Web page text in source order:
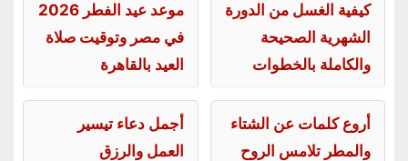
كيفية الغسل من الدورة
الشهرية الصحيحة
والكاملة بالخطوات
موعد عيد الفطر 2026
في مصر وتوقيت صلاة
العيد بالقاهرة
أروع كلمات عن الشتاء
والمطر تلامس الروح
أجمل دعاء تيسير
العمل والرزق